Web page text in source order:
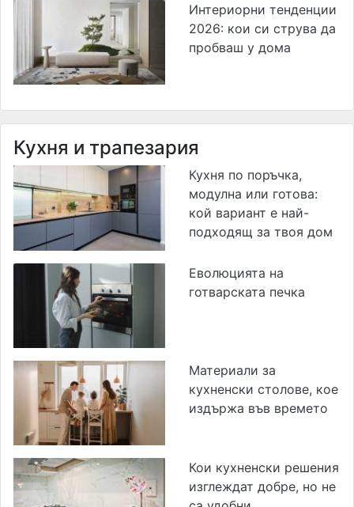
Интериорни тенденции
2026: кои си струва да
пробваш у дома
Кухня и трапезария
Кухня по поръчка,
модулна или готова:
кой вариант е най-
подходящ за твоя дом
Еволюцията на
готварската печка
Материали за
кухненски столове, кое
издържа във времето
Кои кухненски решения
изглеждат добре, но не